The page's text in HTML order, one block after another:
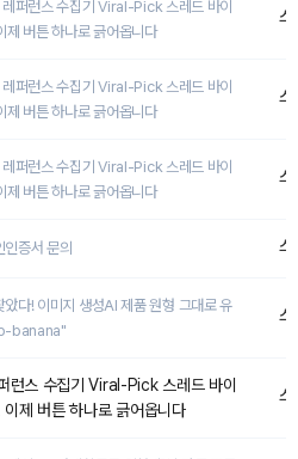
퍼런스 수집기 Viral-Pick 스레드 바이
제 버튼 하나로 긁어옵니다
스
퍼런스 수집기 Viral-Pick 스레드 바이
제 버튼 하나로 긁어옵니다
스
퍼런스 수집기 Viral-Pick 스레드 바이
제 버튼 하나로 긁어옵니다
스
증서 문의 스
았다! 이미지 생성AI 제품 원형 그대로 유
banana"
스
런스 수집기 Viral-Pick 스레드 바이
제 버튼 하나로 긁어옵니다
스